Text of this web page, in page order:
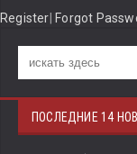
Register Forgot
ПОСЛЕДНИЕ 14